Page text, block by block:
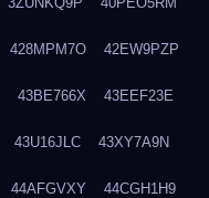
428MPM7O 42EW9PZP
43BE766X 43EEF23E
43U16JLC 43XY7A9N
44AFGVXY 44CGH1H9